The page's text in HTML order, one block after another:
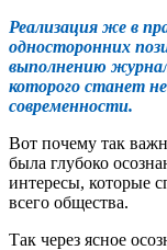
Реализация же в
односторонних
выполнению
которого станет
современности.
Вот почему так
была глубоко
интересы, которые
всего общества.
Так через ясное